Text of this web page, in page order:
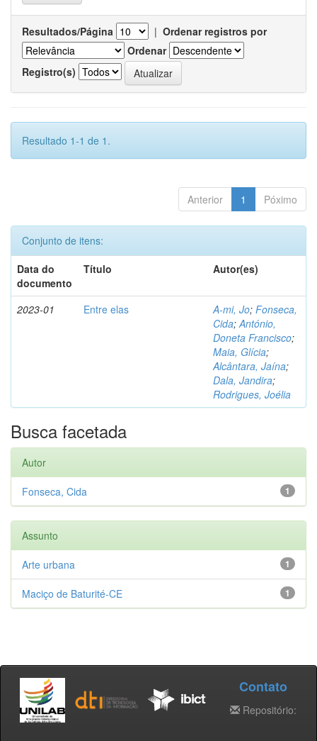
Resultados/Página | Ordenar registros por
Ordenar
Registro(s)
Resultado 1-1 de 1.
Anterior 1 Póximo
Conjunto de itens:
Data do
documento
Título Autor(es)
2023-01 Entre elas A-mi, Jo; Fonseca,
Cida;António,
Doneta Francisco;
Maia, Glícia;
Alcântara, Jaína;
Dala, Jandira;
Rodrigues, Joélia
Busca facetada
Autor
1
Fonseca, Cida
Assunto
1
Arte urbana
1
Maciço de Baturité-CE
Contato
Repositório: